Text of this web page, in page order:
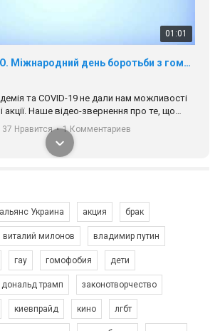
01:01
17 травня IDAHO. Міжнародний день боротьби з гомофобією трансфобією і біфобія.
та COVІD-19 не дали нам можливості
акції. Наше відео-звернення про те, що
містах та не можемо зустрінеться, ми
всіх хто поділяє цінності рівності та
до нас. Регіональні підрозділи
України.
гучніше!
37 Нравится • 1 Комментариев
Украина акция брак
виталий милонов владимир путин
гау гомофобия дети
дональд трамп законотворчество
киевпрайд кино лгбт